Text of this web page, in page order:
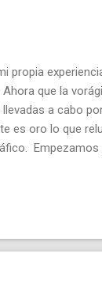
propia
que la
a cabo
es oro lo que
yo llamo las
en las redes